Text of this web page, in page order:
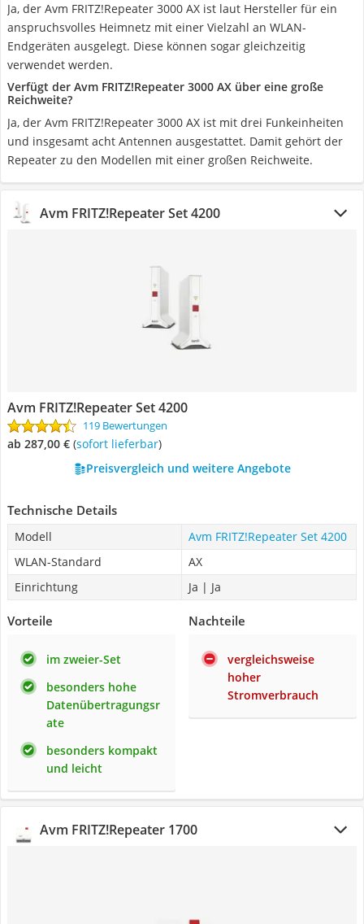
Ja, der Avm FRITZ!Repeater 3000 AX ist laut Hersteller für ein
anspruchsvolles Heimnetz mit einer Vielzahl an WLAN-
Endgeräten ausgelegt. Diese können sogar gleichzeitig
verwendet werden.
Verfügt der Avm FRITZ!Repeater 3000 AX über eine große
Reichweite?
Ja, der Avm FRITZ!Repeater 3000 AX ist mit drei Funkeinheiten
und insgesamt acht Antennen ausgestattet. Damit gehört der
Repeater zu den Modellen mit einer großen Reichweite.
Avm FRITZ!Repeater Set 4200
Avm FRITZ!Repeater Set 4200
119 Bewertungen
ab 287,00 € ( Sofort lieferbar)
Preisvergleich und weitere Angebote
Technische Details
Modell
Avm FRITZ!Repeater Set 4200
WLAN-Standard
AX
Einrichtung
Ja | Ja
Vorteile
im zweier-Set
besonders hohe
Datenübertragungsr
ate
besonders kompakt
und leicht
Nachteile
vergleichsweise
hoher
Stromverbrauch
Avm FRITZ!Repeater 1700